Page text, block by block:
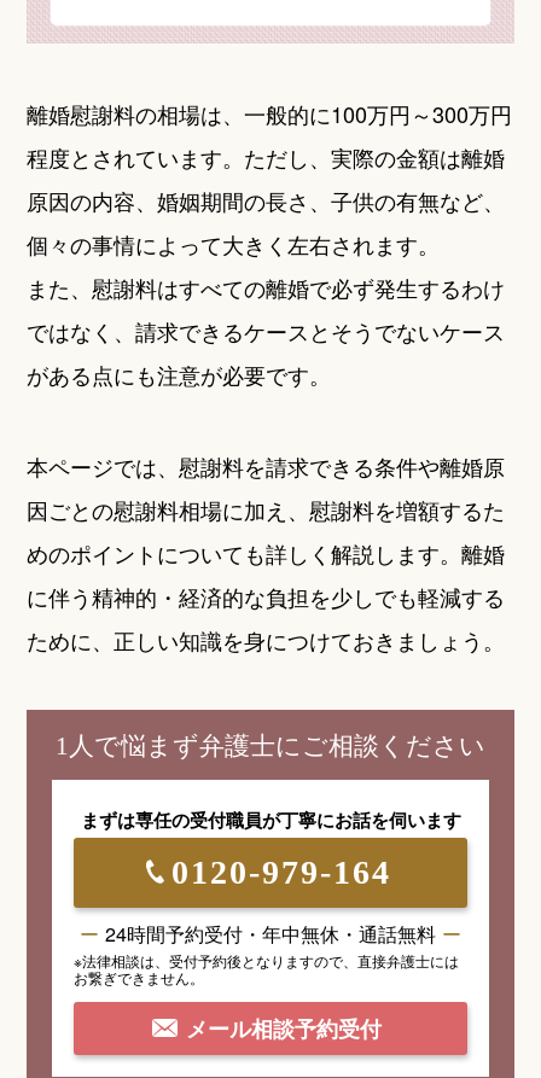
離婚慰謝料の相場は、一般的に100万円～300万円
程度とされています。ただし、実際の金額は離婚
原因の内容、婚姻期間の長さ、子供の有無など、
個々の事情によって大きく左右されます。
また、慰謝料はすべての離婚で必ず発生するわけ
ではなく、請求できるケースとそうでないケース
がある点にも注意が必要です。
本ページでは、慰謝料を請求できる条件や離婚原
因ごとの慰謝料相場に加え、慰謝料を増額するた
めのポイントについても詳しく解説します。離婚
に伴う精神的・経済的な負担を少しでも軽減する
ために、正しい知識を身につけておきましょう。
1人で悩まず弁護士にご相談ください
まずは専任の受付職員が丁寧にお話を伺います
0120-979-164
24時間予約受付・年中無休・通話無料
※法律相談は、受付予約後となりますので、 直接弁護士には
お繋ぎできません。
メール相談予約受付